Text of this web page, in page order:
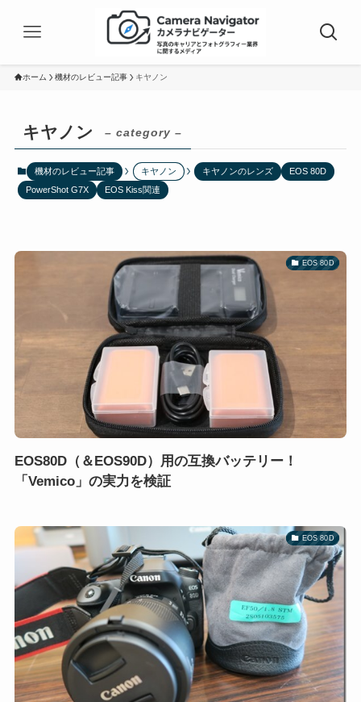
ホーム 機材のレビュー記事 キヤノン
キヤノン – category –
機材のレビュー記事 キヤノン キヤノンのレンズ
EOS 80D
PowerShot G7X
EOS Kiss関連
EOS 80D
EOS80D（＆EOS90D）用の互換バッテリー！
「Vemico」の実力を検証
EOS 80D